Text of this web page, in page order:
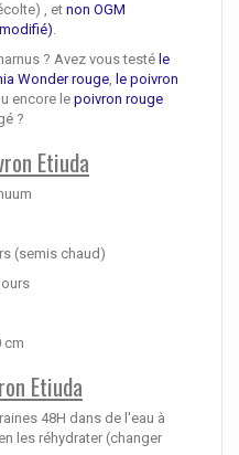
, et non OGM
.
? Avez vous testé le
Wonder rouge, le poivron
encore le poivron rouge
?
Etiuda
(semis chaud)
cm
Etiuda
48H dans de l'eau à
les réhydrater (changer